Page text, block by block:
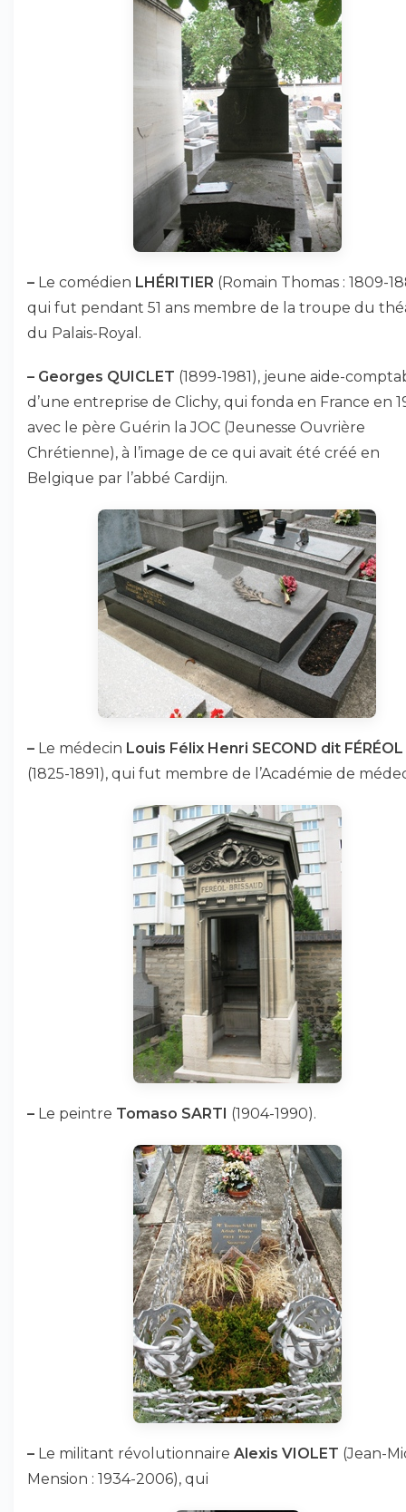
– Le comédien LHÉRITIER (Romain Thomas : 1809-
qui fut pendant 51 ans membre de la troupe du
du Palais-Royal.
– Georges QUICLET (1899-1981), jeune aide-
d’une entreprise de Clichy, qui fonda en France en
avec le père Guérin la JOC (Jeunesse Ouvrière
Chrétienne), à l’image de ce qui avait été créé en
Belgique par l’abbé Cardijn.
– Le médecin Louis Félix Henri SECOND dit FÉRÉOL
(1825-1891), qui fut membre de l’Académie de
– Le peintre Tomaso SARTI (1904-1990).
– Le militant révolutionnaire Alexis VIOLET (Jean-
Mension : 1934-2006), qui